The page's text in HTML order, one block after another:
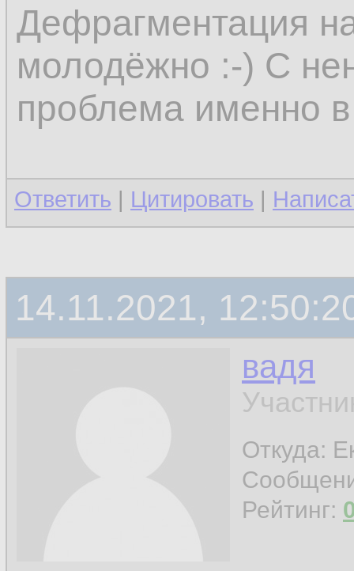
Дефрагментация
молодёжно :-) С
проблема именно
Ответить | Цитировать |
14.11.2021,
вадя
Откуда:
Рейтинг: